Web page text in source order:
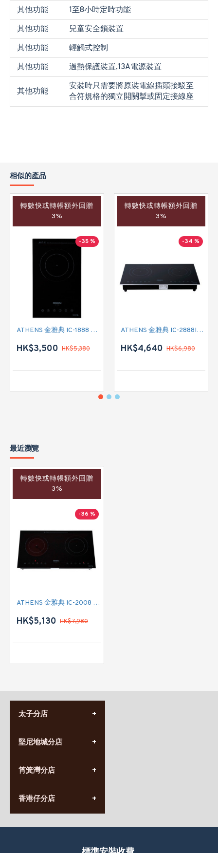
其他功能
1至8小時定時功能
其他功能
兒童安全鎖裝置
其他功能
輕觸式控制
其他功能
過熱保護裝置,13A電源裝置
其他功能
安裝時只需要將原裝電線插頭接駁至
合符規格的獨立開關掣或固定接線座
相似的產品
轉數快或轉帳額外回贈
3%
-35 %
ATHENS 金雅典 IC-1888 單頭電磁爐
HK$3,500 HK$5,380
轉數快或轉帳額外回贈
3%
-34 %
ATHENS 金雅典 IC-2888IEC 雙頭電磁爐
HK$4,640 HK$6,980
最近瀏覽
轉數快或轉帳額外回贈
3%
-36 %
ATHENS 金雅典 IC-2008 雙頭電磁/電陶二合一
HK$5,130 HK$7,980
太子分店
營業時間:
九龍太子太子道西141號
堅尼地城分店
營業時間:
香港堅尼地城卑路乍街
(堅尼地城地鐵站B出口)
筲箕灣分店
營業時間:
(10:00am-20:30pm)
香港仔分店
營業時間: